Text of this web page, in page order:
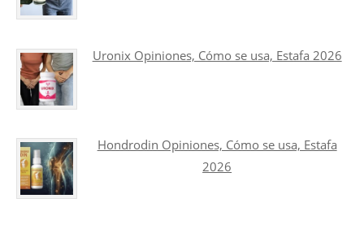
Uronix Opiniones, Cómo se usa, Estafa 2026
Hondrodin Opiniones, Cómo se usa, Estafa
2026